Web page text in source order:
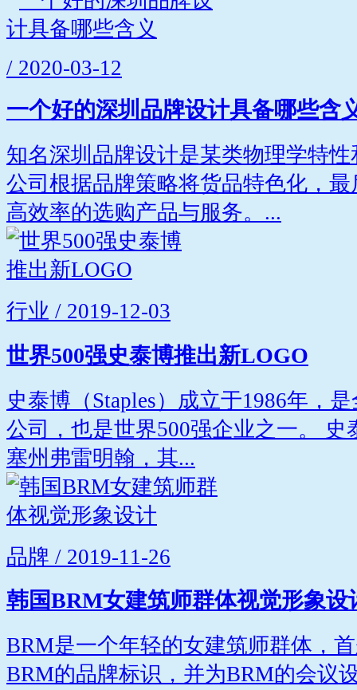
/ 2020-03-12
一个好的深圳品牌设计具备哪些含
知名深圳品牌设计是某类物理学特
公司根据品牌策略将货品特色化，
高效率的选购产品与服务。...
行业 / 2019-12-03
世界500强史泰博推出新LOGO
史泰博（Staples）成立于1986年，
公司，也是世界500强企业之一。
塞州弗雷明翰，其...
品牌 / 2019-11-26
韩国BRM女建筑师群体视觉形象设
BRM是一个年轻的女建筑师群体，
BRM的品牌标识，并为BRM的会议